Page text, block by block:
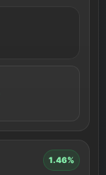
1.46%